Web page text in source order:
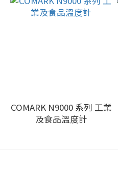
COMARK N9000 系列 工業
及食品溫度計